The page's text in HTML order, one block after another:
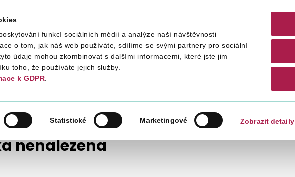
funkcí sociálních médií a analýze naší návštěvnosti
o tom, jak náš web používáte, sdílíme se svými partnery pro sociální
údaje mohou zkombinovat s dalšími informacemi, které jste jim
toho, že používáte jejich služby.
k GDPR.
Statistické Marketingové Zobrazit detaily
Daně Mezinárodní spolupráce Kontakty
nenalezena